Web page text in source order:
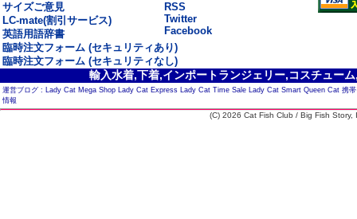
サイズご意見
LC-mate(割引サービス)
英語用語辞書
RSS
Twitter
Facebook
臨時注文フォーム (セキュリティあり)
臨時注文フォーム (セキュリティなし)
輸入水着,下着,インポートランジェリー,コスチュー
運営ブログ : Lady Cat Mega Shop Lady Cat Express Lady Cat Time Sale Lady Cat Smart Queen Cat 携
情報
(C) 2026 Cat Fish Club / Big Fish Story,